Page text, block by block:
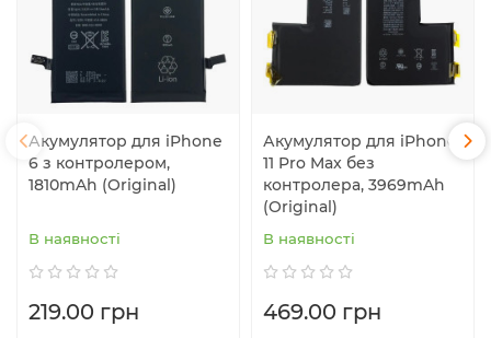
Акумулятор для iPhone
6 з контролером,
1810mAh (Original)
В наявності
219.00 грн
Акумулятор для iPhone
11 Pro Max без
контролера, 3969mAh
(Original)
В наявності
469.00 грн